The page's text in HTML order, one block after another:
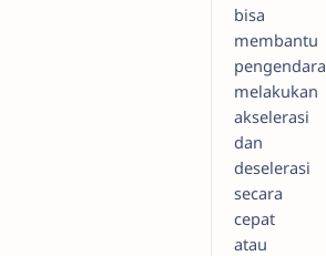
bisa
membantu
pengendara
melakukan
akselerasi
dan
deselerasi
secara
cepat
atau